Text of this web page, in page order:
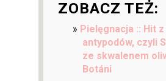
ZOBACZ TEŻ:
Pielęgnacja :: Hit z
antypodów, czyli
ze skwalenem
Botáni